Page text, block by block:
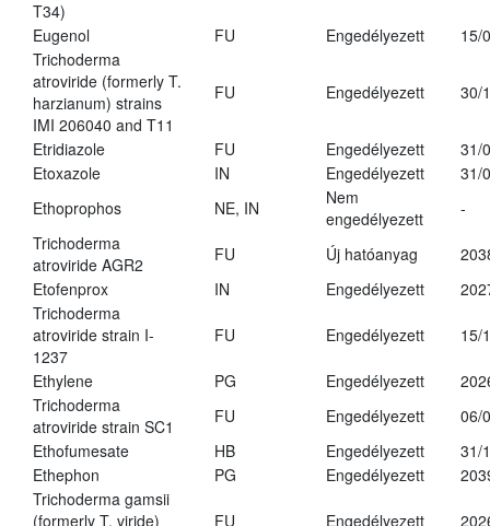
T34)
Eugenol FU Engedélyezett
15/
Trichoderma
atroviride (formerly T.
harzianum) strains
IMI 206040 and T11
FU Engedélyezett 30/
Etridiazole FU Engedélyezett
31/
Etoxazole
IN Engedélyezett
31/
Ethoprophos
NE, IN
Nem
engedélyezett
-
Trichoderma
atroviride AGR2
FU Új hatóanyag
Etofenprox
IN Engedélyezett
Trichoderma
atroviride strain I-
1237
FU Engedélyezett 15/
Ethylene PG Engedélyezett
Trichoderma
atroviride strain SC1
FU Engedélyezett
06/
Ethofumesate
HB Engedélyezett
31/
Ethephon
PG Engedélyezett
Trichoderma gamsii
(formerly T. viride)
FU Engedélyezett